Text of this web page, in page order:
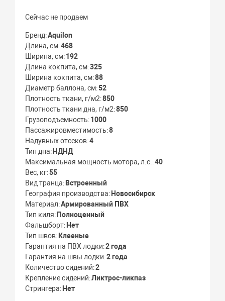
Сейчас не продаем
Бренд Aquilon
Длина, см 468
Ширина, см 192
Длина кокпита, см 325
Ширина кокпита, см 88
Диаметр баллона, см 52
Плотность ткани, г/м2 850
Плотность ткани дна, г/м2 850
Грузоподъемность 1000
Пассажировместимость 8
Надувных отсеков 4
Тип дна НДНД
Максимальная мощность мотора, л.с. 40
Вес, кг 55
Вид транца Встроенный
География производства Новосибирск
Материал Армированный ПВХ
Тип киля Полноценный
Фальшборт Нет
Тип швов Клееные
Гарантия на ПВХ лодки 2 года
Гарантия на швы лодки 2 года
Количество сидений 2
Крепление сидений Ликтрос-ликпаз
Стрингера Нет